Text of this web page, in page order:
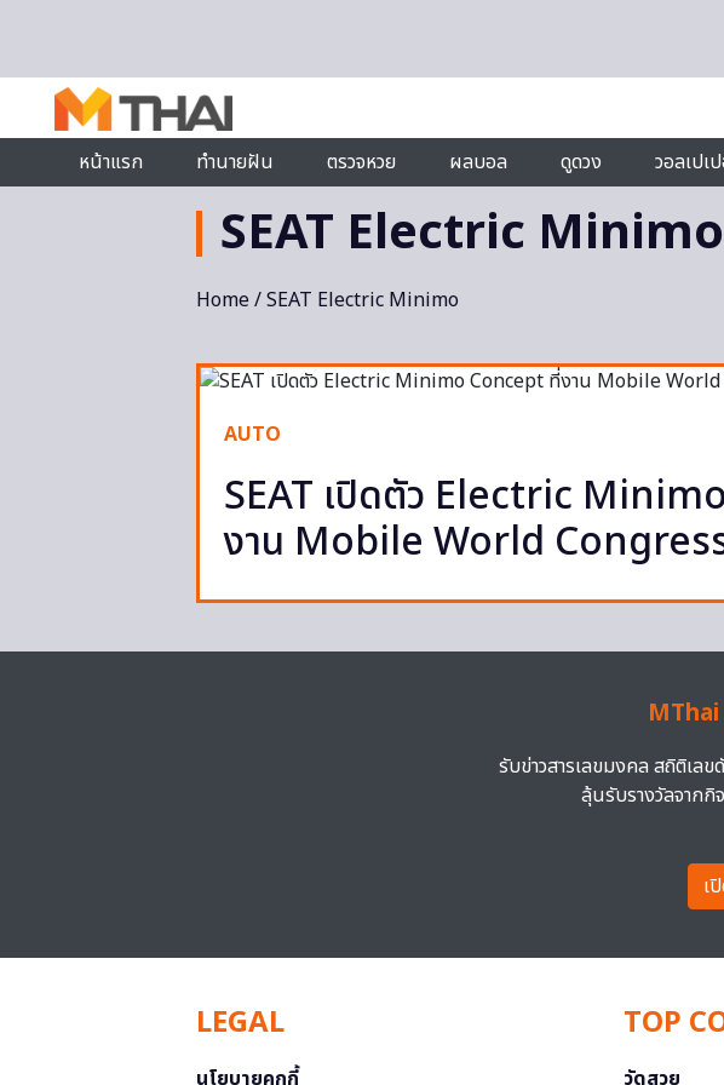
หน้าแรก
ทำนายฝัน ตรวจหวย ผลบอล ดูดวง วอลเปเ
SEAT Electric Minimo
Home/ SEAT Electric Minimo
AUTO
SEAT เปิดตัว Electric
งาน Mobile World
MThai
รับข่าวสารเลขมงคล สถิติเล
ลุ้นรับรางวัลจากกิ
เ
LEGAL
นโยบายคุกกี้
TOP
วัดสวย